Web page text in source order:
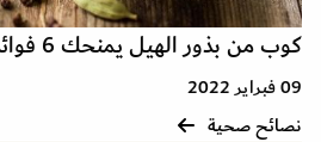
كوب من بذور الهيل يمنحك 6 فوائد صحية غير متوقعة
09 فبراير 2022
نصائح صحية